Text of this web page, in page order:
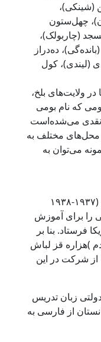
(شینکی)،
چهل‌ستون
(چاربولک)،
ده‌دراز
(لیندی)، کول
ولایت‌های بلخ،
که نام بومی
نقدی می‌شده‌است
محل‌های مختلف به
می‌توان به
در سال‌های ۱۳۱۶-۱۳۱۷ خورشیدی (۱۹۳۷-۱۹۳۸
را برای آموز‌ش
فرستاد. بنا بر
)هزاره قز لباش
از شرکت در این
دستور دولتی زبان تدریس
از فارسی به